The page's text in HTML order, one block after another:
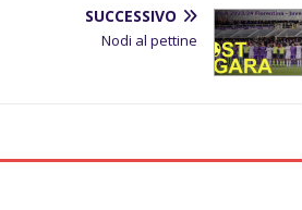
SUCCESSIVO
Nodi al pettine